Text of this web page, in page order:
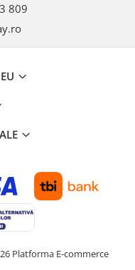
809
Platforma E-commerce